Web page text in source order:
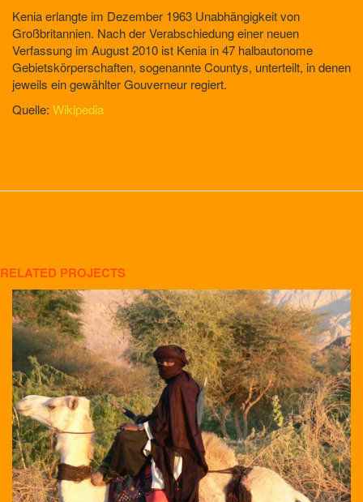
Kenia erlangte im Dezember 1963 Unabhängigkeit von
Großbritannien. Nach der Verabschiedung einer neuen
Verfassung im August 2010 ist Kenia in 47 halbautonome
Gebietskörperschaften, sogenannte Countys, unterteilt, in denen
jeweils ein gewählter Gouverneur regiert.
Quelle: Wikipedia
RELATED PROJECTS